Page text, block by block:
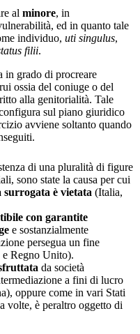
al minore, in
ed in quanto tale
individuo, uti singulus,
filii.
in grado di procreare
ossia del coniuge o del
alla genitorialità. Tale
sul piano giuridico
avviene soltanto quando
di una pluralità di figure
sono state la causa per cui
è vietata (Italia,
con garantite
e sostanzialmente
persegua un fine
Regno Unito).
da società
a fini di lucro
oppure come in vari Stati
volte, è peraltro oggetto di